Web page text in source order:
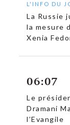
L'INFO DU
La Russie
la mesure
Xenia
06:07
Le
Dramani
l’Evangile